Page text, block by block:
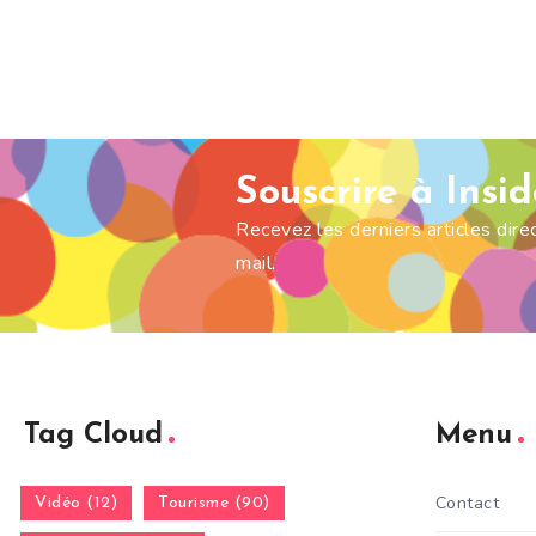
Souscrire à
Recevez les derniers articles
mail.
Tag Cloud
Vidéo (12) Tourisme (90)
Menu
Contact